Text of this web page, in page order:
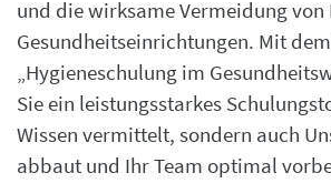
und die wirksame Vermeidung von
Gesundheitseinrichtungen. Mit
„Hygieneschulung im
Sie ein leistungsstarkes
Wissen vermittelt, sondern auch
abbaut und Ihr Team optimal